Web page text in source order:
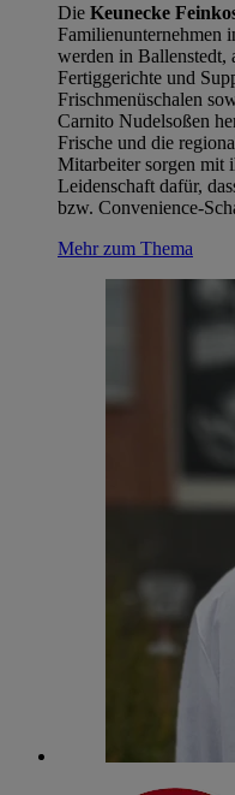
Die Keunecke
Familienunternehmen
werden in Ballenstedt,
Fertiggerichte und
Frischmenüschalen
Carnito Nudelsoßen
Frische und die
Mitarbeiter sorgen mit
Leidenschaft dafür,
bzw. Convenience-
Mehr zum Thema